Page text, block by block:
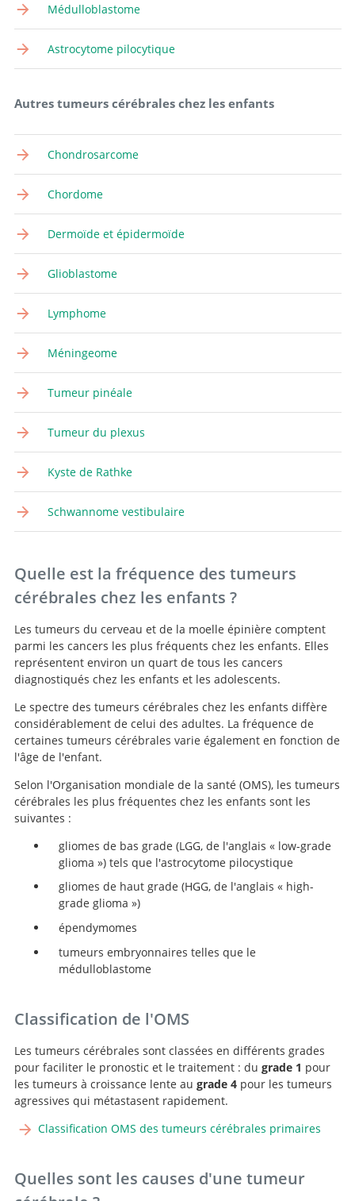
Médulloblastome
Astrocytome pilocytique
Autres tumeurs cérébrales chez les enfants
Chondrosarcome
Chordome
Dermoïde et épidermoïde
Glioblastome
Lymphome
Méningeome
Tumeur pinéale
Tumeur du plexus
Kyste de Rathke
Schwannome vestibulaire
Quelle est la fréquence des tumeurs
cérébrales chez les enfants ?
Les tumeurs du cerveau et de la moelle épinière comptent
parmi les cancers les plus fréquents chez les enfants. Elles
représentent environ un quart de tous les cancers
diagnostiqués chez les enfants et les adolescents.
Le spectre des tumeurs cérébrales chez les enfants diffère
considérablement de celui des adultes. La fréquence de
certaines tumeurs cérébrales varie également en fonction de
l'âge de l'enfant.
Selon l'Organisation mondiale de la santé (OMS), les tumeurs
cérébrales les plus fréquentes chez les enfants sont les
suivantes :
gliomes de bas grade (LGG, de l'anglais « low-grade
glioma ») tels que l'astrocytome pilocystique
gliomes de haut grade (HGG, de l'anglais « high-
grade glioma »)
épendymomes
tumeurs embryonnaires telles que le
médulloblastome
Classification de l'OMS
Les tumeurs cérébrales sont classées en différents grades
pour faciliter le pronostic et le traitement : du grade 1 pour
les tumeurs à croissance lente au grade 4pour les tumeurs
agressives qui métastasent rapidement.
Classification OMS des tumeurs cérébrales primaires
Quelles sont les causes d'une tumeur